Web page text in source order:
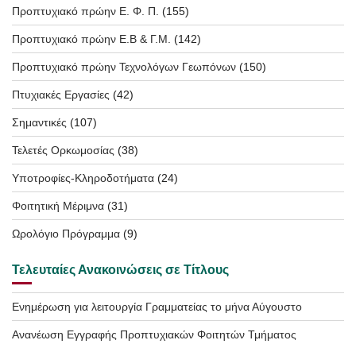
Προπτυχιακό πρώην Ε. Φ. Π. (155)
Προπτυχιακό πρώην Ε.Β & Γ.Μ. (142)
Προπτυχιακό πρώην Τεχνολόγων Γεωπόνων (150)
Πτυχιακές Εργασίες (42)
Σημαντικές (107)
Τελετές Ορκωμοσίας (38)
Υποτροφίες-Κληροδοτήματα (24)
Φοιτητική Μέριμνα (31)
Ωρολόγιο Πρόγραμμα (9)
Τελευταίες Ανακοινώσεις σε Τίτλους
Ενημέρωση για λειτουργία Γραμματείας το μήνα Αύγουστο
Ανανέωση Εγγραφής Προπτυχιακών Φοιτητών Τμήματος